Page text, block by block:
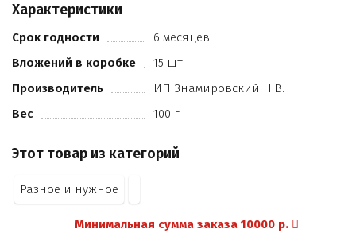
6%
Характеристики
Срок годности
6 месяцев
Вложений в коробке
15 шт
Производитель
ИП Знамировский Н.В.
Вес
100 г
Этот товар из категорий
Разное и нужное
Минимальная сумма заказа 10000 р.